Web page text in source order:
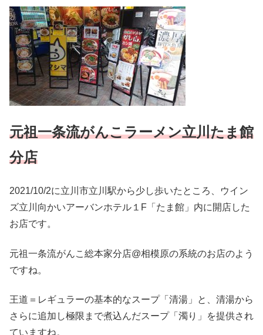
元祖一条流がんこラーメン立川たま館
分店
2021/10/2に立川市立川駅から少し歩いたところ、ウイン
ズ立川向かいアーバンホテル１F「たま館」内に開店した
お店です。
元祖一条流がんこ総本家分店@相模原の系統のお店のよう
ですね。
王道＝レギュラーの基本的なスープ「清湯」と、清湯から
さらに追加し極限まで煮込んだスープ「濁り」を提供され
ていますね。